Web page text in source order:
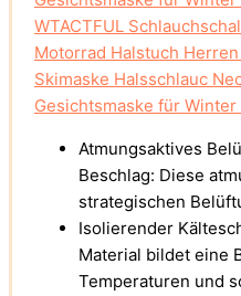
WTACTFUL
Motorrad Halstuch
Skimaske Halsschlauc
Gesichtsmaske für Winter
Atmungsaktives
Beschlag: Diese
strategischen
Isolierender
Material bildet eine
Temperaturen und